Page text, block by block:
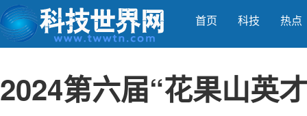
首页 科技 热点
2024第六届“花果山英